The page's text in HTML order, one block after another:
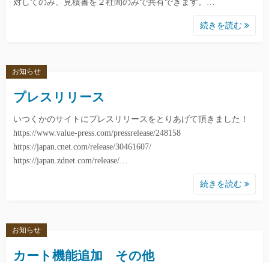
対してのみ、見積書を２社間のみで共有できます。…
続きを読む
プレスリリース
いつくかのサイトにプレスリリースをとりあげて頂きました！
https://www.value-press.com/pressrelease/248158
https://japan.cnet.com/release/30461607/
https://japan.zdnet.com/release/…
続きを読む
お知らせ
カート機能追加 その他
お知らせ